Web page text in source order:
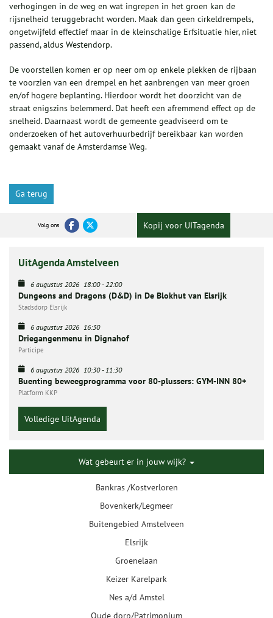
verhogingen in de weg en wat ingrepen in het groen kan de
rijsnelheid teruggebracht worden. Maak dan geen cirkeldrempels,
ongetwijfeld effectief maar in de kleinschalige Erfsituatie hier, niet
passend, aldus Westendorp.
De voorstellen komen er op neer om op enkele plekken de rijbaan
te voorzien van een drempel en het aanbrengen van meer groen
en/of hogere beplanting. Hierdoor wordt het doorzicht van de
straat enigszins belemmerd. Dat heeft een afremmend effect op de
snelheid. Daarnaast wordt de gemeente geadviseerd om te
onderzoeken of het autoverhuurbedrijf bereikbaar kan worden
gemaakt vanaf de Amsterdamse Weg.
Ga terug
Volg ons Kopij voor UITagenda
UitAgenda Amstelveen
6 augustus 2026 18:00-22:00
Dungeons and Dragons (D&D) in De Blokhut van Elsrijk
Stadsdorp Elsrijk
6 augustus 2026 16:30
Driegangenmenu in Dignahof
Participe
6 augustus 2026 10:30-11:30
Buenting beweegprogramma voor 80-plussers: GYM-INN 80+
Platform KKP
Volledige UitAgenda
Wat gebeurt er in jouw wijk?
Bankras /Kostverloren
Bovenkerk/Legmeer
Buitengebied Amstelveen
Elsrijk
Groenelaan
Keizer Karelpark
Nes a/d Amstel
Oude dorp/Patrimonium